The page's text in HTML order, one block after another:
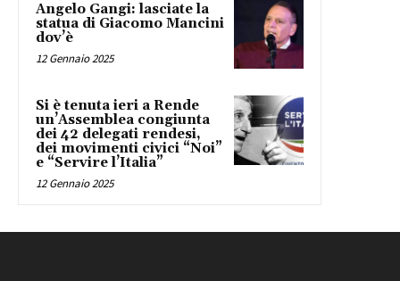
Angelo Gangi: lasciate la
statua di Giacomo Mancini
dov’è
12 Gennaio 2025
Si è tenuta ieri a Rende
un’Assemblea congiunta
dei 42 delegati rendesi,
dei movimenti civici “Noi”
e “Servire l’Italia”
12 Gennaio 2025